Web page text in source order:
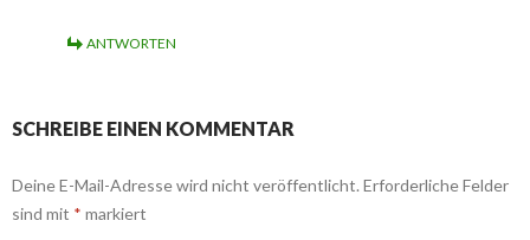
ANTWORTEN
SCHREIBE EINEN KOMMENTAR
Deine E-Mail-Adresse wird nicht veröffentlicht. Erforderliche Felder
sind mit * markiert